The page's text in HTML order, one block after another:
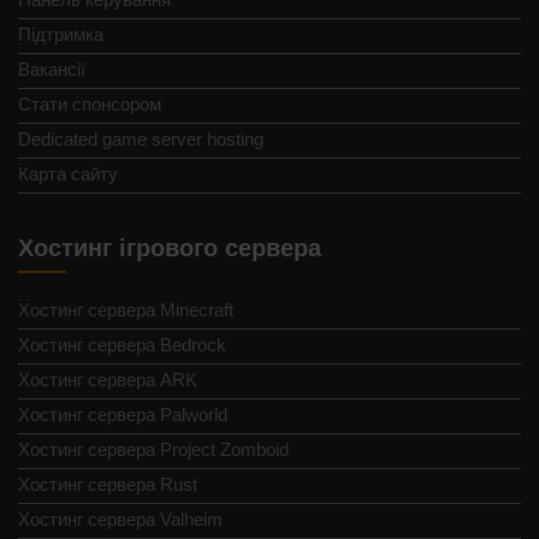
Підтримка
Вакансії
Стати спонсором
Dedicated game server hosting
Карта сайту
Хостинг ігрового сервера
Хостинг сервера Minecraft
Хостинг сервера Bedrock
Хостинг сервера ARK
Хостинг сервера Palworld
Хостинг сервера Project Zomboid
Хостинг сервера Rust
Хостинг сервера Valheim